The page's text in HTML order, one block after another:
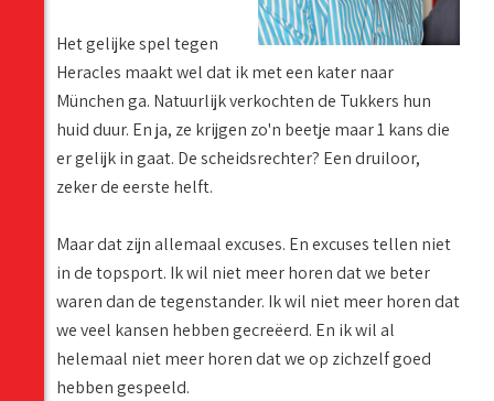
Het gelijke spel tegen
Heracles maakt wel dat ik met een kater naar
München ga. Natuurlijk verkochten de Tukkers hun
huid duur. En ja, ze krijgen zo'n beetje maar 1 kans die
er gelijk in gaat. De scheidsrechter? Een druiloor,
zeker de eerste helft.
Maar dat zijn allemaal excuses. En excuses tellen niet
in de topsport. Ik wil niet meer horen dat we beter
waren dan de tegenstander. Ik wil niet meer horen dat
we veel kansen hebben gecreëerd. En ik wil al
helemaal niet meer horen dat we op zichzelf goed
hebben gespeeld.